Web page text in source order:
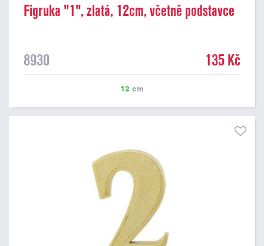
Figruka "1", zlatá, 12cm, včetně podstavce
8930 135 Kč
12 cm